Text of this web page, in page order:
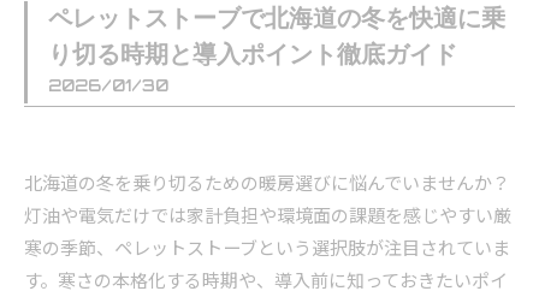
ペレットストーブで北海道の冬を快適に乗
り切る時期と導入ポイント徹底ガイド
2026/01/30
北海道の冬を乗り切るための暖房選びに悩んでいませんか？
灯油や電気だけでは家計負担や環境面の課題を感じやすい厳
寒の季節、ペレットストーブという選択肢が注目されていま
す。寒さの本格化する時期や、導入前に知っておきたいポイ